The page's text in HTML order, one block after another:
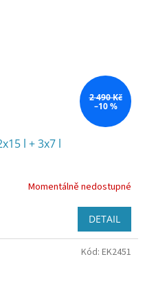
2 490 Kč
–10 %
l + 3x7 l
Momentálně nedostupné
DETAIL
Kód: EK2451